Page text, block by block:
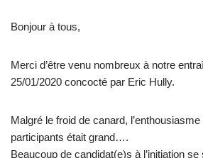
Bonjour à tous,
Merci d’être venu nombreux à notre
25/01/2020 concocté par Eric Hully.
Malgré le froid de canard,
participants était grand….
Beaucoup de candidat(e)s à l’initiation